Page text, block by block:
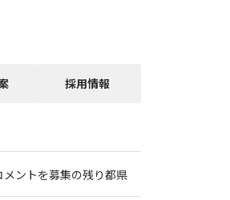
採用情報
ントを募集の残り都県